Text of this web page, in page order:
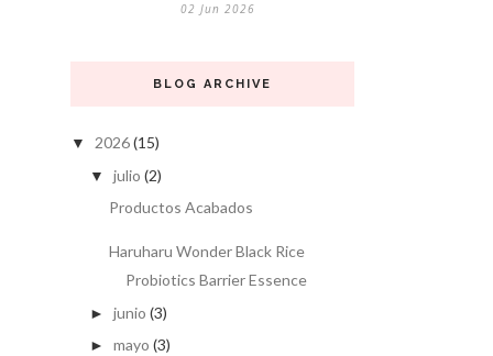
02 Jun 2026
BLOG ARCHIVE
▼ 2026(15)
▼ julio (2)
Productos Acabados
Haruharu Wonder Black Rice
Probiotics Barrier Essence
► junio (3)
► mayo (3)